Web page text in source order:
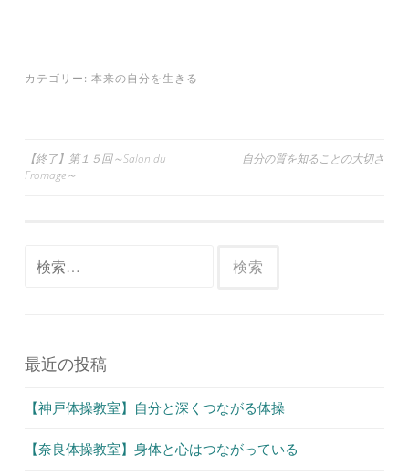
カテゴリー: 本来の自分を生きる
投
ゲ
ョ
【終了】第１５回～Salon du
Fromage～
自分の質を知ることの大切さ
最近の投稿
【神戸体操教室】自分と深くつながる体操
【奈良体操教室】身体と心はつながっている